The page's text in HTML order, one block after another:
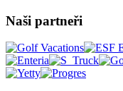
Naši partneři